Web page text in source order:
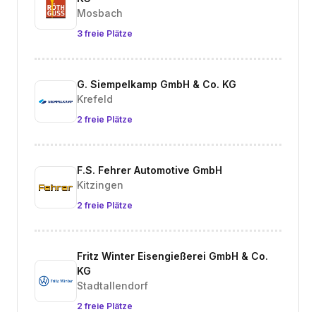
Mosbach
3 freie Plätze
G. Siempelkamp GmbH & Co. KG
Krefeld
2 freie Plätze
F.S. Fehrer Automotive GmbH
Kitzingen
2 freie Plätze
Fritz Winter Eisengießerei GmbH & Co.
KG
Stadtallendorf
2 freie Plätze